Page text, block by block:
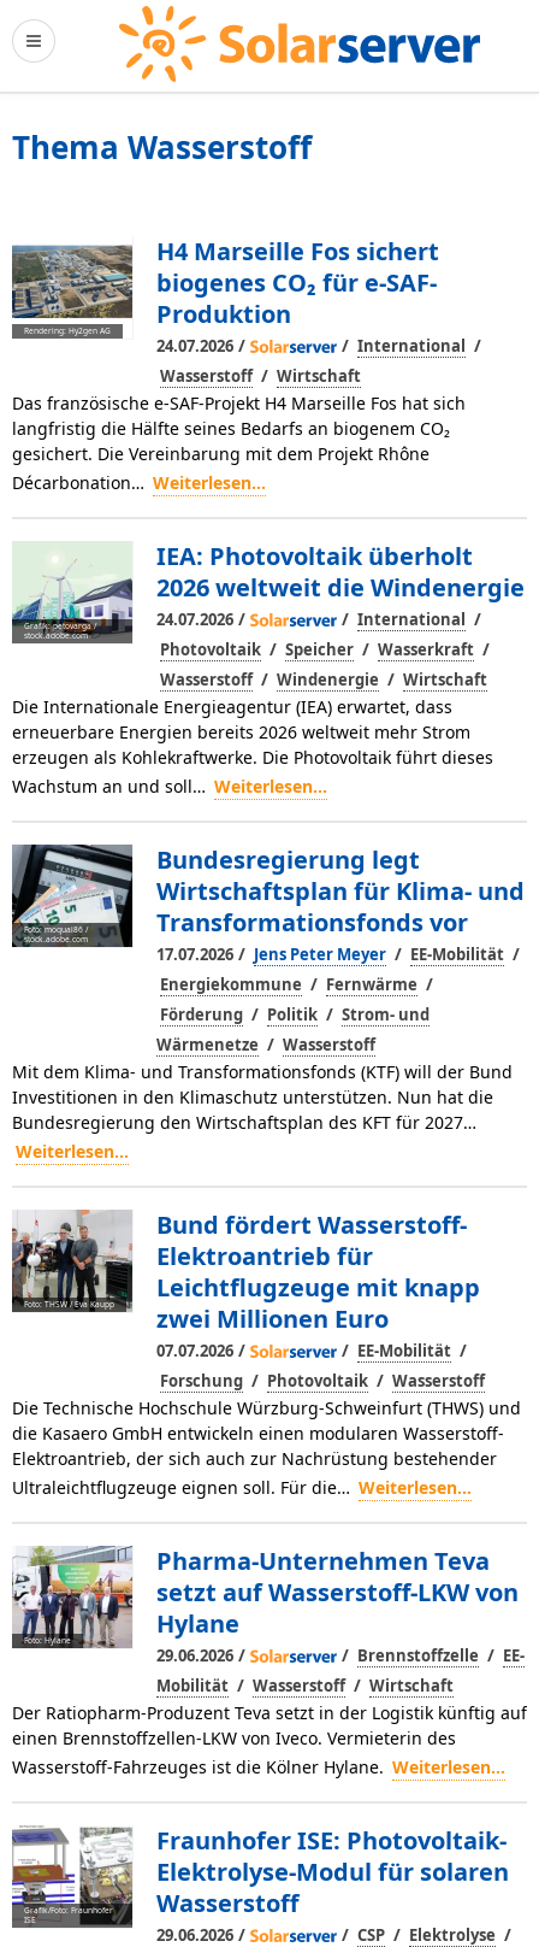
Thema Wasserstoff
Rendering: Hy2gen AG
H4 Marseille Fos sichert
biogenes CO₂ für e-SAF-
Produktion
24.07.2026 / / International /
Wasserstoff / Wirtschaft
Das französische e-SAF-Projekt H4 Marseille Fos hat sich
langfristig die Hälfte seines Bedarfs an biogenem CO₂
gesichert. Die Vereinbarung mit dem Projekt Rhône
Décarbonation… Weiterlesen...
Grafik: petovarga /
stock.adobe.com
IEA: Photovoltaik überholt
2026 weltweit die Windenergie
24.07.2026 / / International /
Photovoltaik / Speicher / Wasserkraft /
Wasserstoff / Windenergie / Wirtschaft
Die Internationale Energieagentur (IEA) erwartet, dass
erneuerbare Energien bereits 2026 weltweit mehr Strom
erzeugen als Kohlekraftwerke. Die Photovoltaik führt dieses
Wachstum an und soll… Weiterlesen...
Foto: moquai86 /
stock.adobe.com
Bundesregierung legt
Wirtschaftsplan für Klima- und
Transformationsfonds vor
17.07.2026 / Jens Peter Meyer / EE-Mobilität /
Energiekommune / Fernwärme /
Förderung / Politik / Strom- und
Wärmenetze / Wasserstoff
Mit dem Klima- und Transformationsfonds (KTF) will der Bund
Investitionen in den Klimaschutz unterstützen. Nun hat die
Bundesregierung den Wirtschaftsplan des KFT für 2027…
Weiterlesen...
Foto: THSW / Eva Kaupp
Bund fördert Wasserstoff-
Elektroantrieb für
Leichtflugzeuge mit knapp
zwei Millionen Euro
07.07.2026 / / EE-Mobilität /
Forschung / Photovoltaik / Wasserstoff
Die Technische Hochschule Würzburg-Schweinfurt (THWS) und
die Kasaero GmbH entwickeln einen modularen Wasserstoff-
Elektroantrieb, der sich auch zur Nachrüstung bestehender
Ultraleichtflugzeuge eignen soll. Für die… Weiterlesen...
Foto: Hylane
Pharma-Unternehmen Teva
setzt auf Wasserstoff-LKW von
Hylane
29.06.2026 / / Brennstoffzelle / EE-
Mobilität / Wasserstoff / Wirtschaft
Der Ratiopharm-Produzent Teva setzt in der Logistik künftig auf
einen Brennstoffzellen-LKW von Iveco. Vermieterin des
Wasserstoff-Fahrzeuges ist die Kölner Hylane. Weiterlesen...
Grafik/Foto: Fraunhofer
ISE
Fraunhofer ISE: Photovoltaik-
Elektrolyse-Modul für solaren
Wasserstoff
29.06.2026 / / CSP / Elektrolyse /